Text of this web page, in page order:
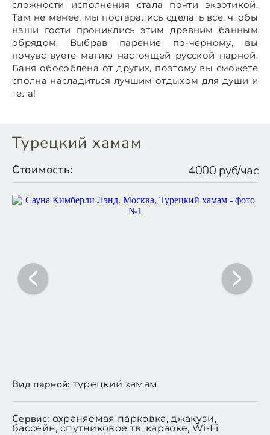
сложности исполнения стала почти экзотикой.
Там не менее, мы постарались сделать все, чтобы
наши гости прониклись этим древним банным
обрядом. Выбрав парение по-черному, вы
почувствуете магию настоящей русской парной.
Баня обособлена от других, поэтому вы сможете
сполна насладиться лучшим отдыхом для души и
тела!
Турецкий хамам
Стоимость: 4000 руб/час
Вид парной: турецкий хамам
Сервис: охраняемая парковка, джакузи,
бассейн, спутниковое тв, караоке, Wi-Fi